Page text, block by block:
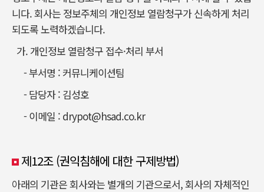
니다. 회사는 정보주체의 개인정보 열람청구가 신속하게 처리
되도록 노력하겠습니다.
가. 개인정보 열람청구 접수·처리 부서
- 부서명 : 커뮤니케이션팀
- 담당자 : 김성호
- 이메일 : drypot@hsad.co.kr
제12조 (권익침해에 대한 구제방법)
아래의 기관은 회사와는 별개의 기관으로서, 회사의 자체적인